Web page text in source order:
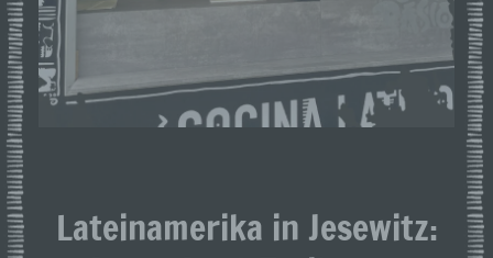
Lateinamerika in Jesewitz: